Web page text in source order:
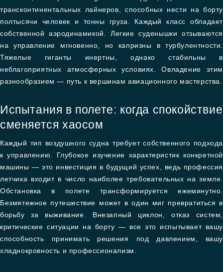
трансконтинентальных лайнеров, способных нести на борту
полтысячи человек и тонны груза. Каждый класс обладает
собственной аэродинамикой. Легкие суденышки отзываются
на управление мгновенно, но капризны в турбулентности.
Тяжелые гиганты инертны, однако стабильны в
неблагоприятных атмосферных условиях. Овладение этим
разнообразием — путь к вершинам авиационного мастерства.
Испытания в полете: когда спокойствие
сменяется хаосом
Каждый тип воздушного судна требует собственного подхода
к управлению. Глубокое изучение характеристик конкретной
машины — это инвестиция в будущий успех, ведь профессия
летчика входит в число наиболее требовательных на земле.
Обстановка в полете трансформируется ежеминутно.
Безмятежное путешествие может в один миг превратиться в
борьбу за выживание. Внезапный циклон, отказ систем,
критические ситуации на борту — все это испытывает вашу
способность принимать решения под давлением, вашу
хладнокровность и профессионализм.